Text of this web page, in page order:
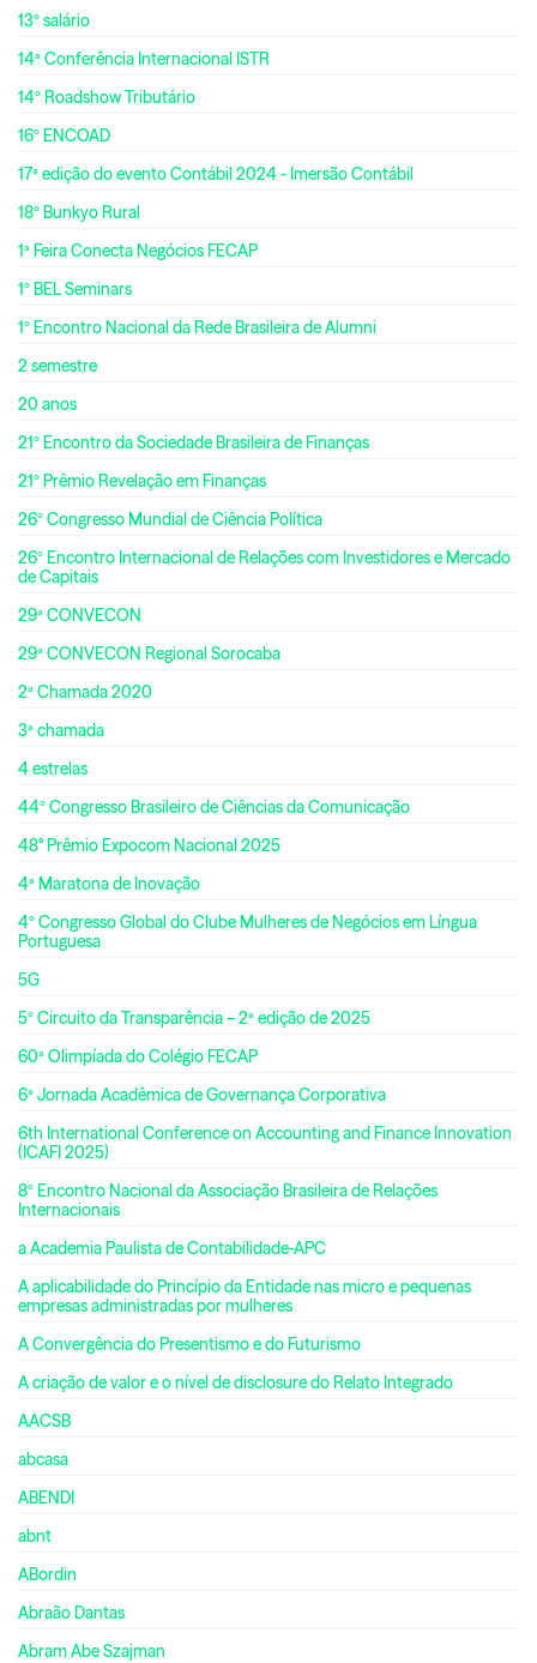
13º salário
14ª Conferência Internacional ISTR
14º Roadshow Tributário
16º ENCOAD
17ª edição do evento Contábil 2024 - Imersão Contábil
18º Bunkyo Rural
1ª Feira Conecta Negócios FECAP
1º BEL Seminars
1º Encontro Nacional da Rede Brasileira de Alumni
2 semestre
20 anos
21º Encontro da Sociedade Brasileira de Finanças
21º Prêmio Revelação em Finanças
26º Congresso Mundial de Ciência Política
26º Encontro Internacional de Relações com Investidores e Mercado
de Capitais
29ª CONVECON
29ª CONVECON Regional Sorocaba
2ª Chamada 2020
3ª chamada
4 estrelas
44º Congresso Brasileiro de Ciências da Comunicação
48° Prêmio Expocom Nacional 2025
4ª Maratona de Inovação
4º Congresso Global do Clube Mulheres de Negócios em Língua
Portuguesa
5G
5º Circuito da Transparência – 2ª edição de 2025
60ª Olimpíada do Colégio FECAP
6ª Jornada Acadêmica de Governança Corporativa
6th International Conference on Accounting and Finance Innovation
(ICAFI 2025)
8º Encontro Nacional da Associação Brasileira de Relações
Internacionais
a Academia Paulista de Contabilidade-APC
A aplicabilidade do Princípio da Entidade nas micro e pequenas
empresas administradas por mulheres
A Convergência do Presentismo e do Futurismo
A criação de valor e o nível de disclosure do Relato Integrado
AACSB
abcasa
ABENDI
abnt
ABordin
Abraão Dantas
Abram Abe Szajman